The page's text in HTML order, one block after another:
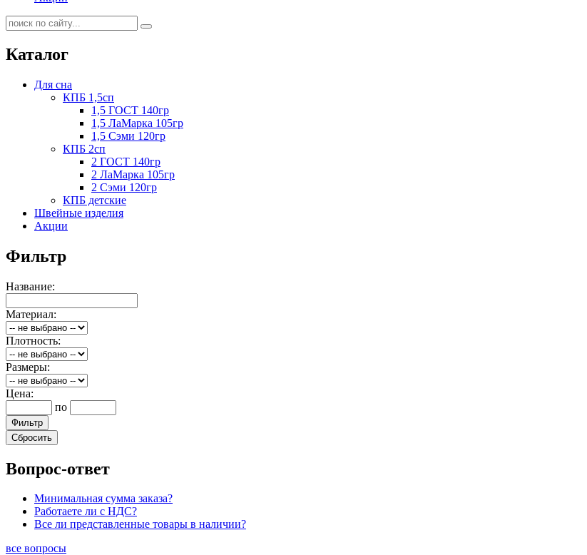
Каталог
Для сна
КПБ 1,5сп
1,5 ГОСТ 140гр
1,5 ЛаМарка 105гр
1,5 Сэми 120гр
КПБ 2сп
2 ГОСТ 140гр
2 ЛаМарка 105гр
2 Сэми 120гр
КПБ детские
Швейные изделия
Акции
Фильтр
Название:
Материал:
Плотность:
Размеры:
Цена:
по
Вопрос-ответ
Минимальная сумма заказа?
Работаете ли с НДС?
Все ли представленные товары в наличии?
все вопросы